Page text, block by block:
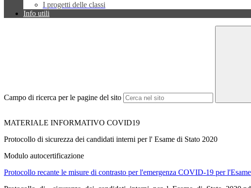
I progetti delle classi
Info utili
Campo di ricerca per le pagine del sito
MATERIALE INFORMATIVO COVID19
Protocollo di sicurezza dei candidati interni per l' Esame di Stato 2020
Modulo autocertificazione
Protocollo recante le misure di contrasto per l'emergenza COVID-19 per